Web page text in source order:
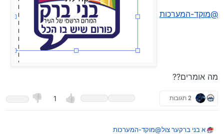
Spoiler
@מוקד-המערכות
מה אומרים??
2 תגובות 1
א בני ברקער צול@מוקד-המערכות